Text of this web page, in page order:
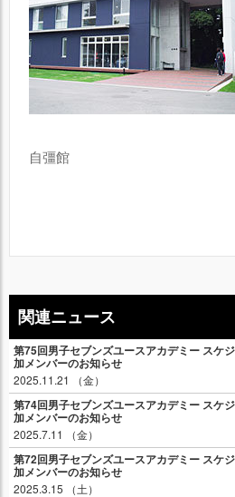
自彊館
関連ニュース
第75回男子セブンズユースアカデミー スケ
加メンバーのお知らせ
2025.11.21 （金）
第74回男子セブンズユースアカデミー スケ
加メンバーのお知らせ
2025.7.11 （金）
第72回男子セブンズユースアカデミー スケ
加メンバーのお知らせ
2025.3.15 （土）